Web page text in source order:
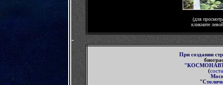
(для
кликните
-
При создании
(